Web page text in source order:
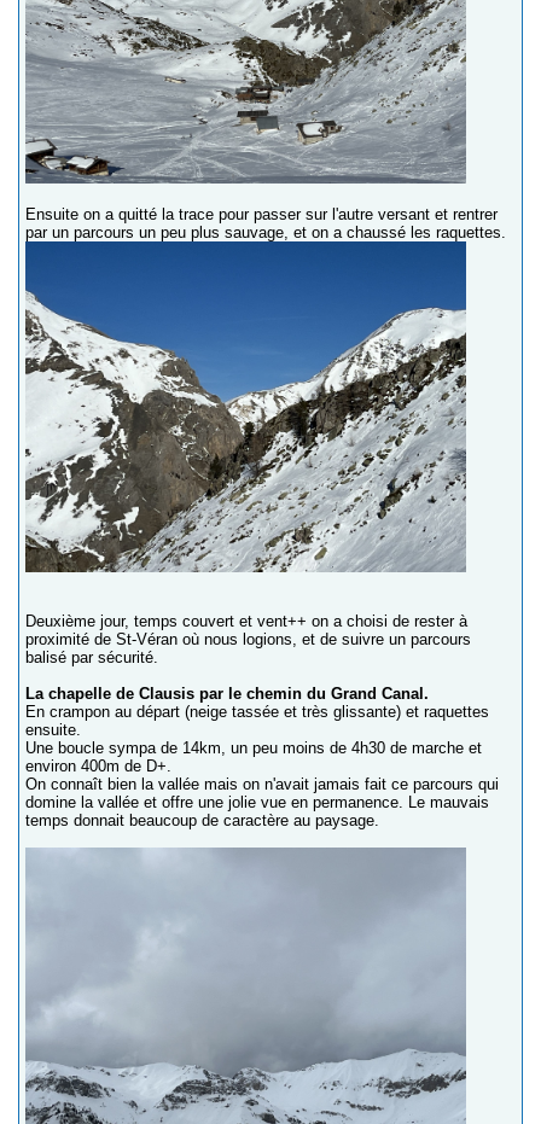
Ensuite on a quitté la trace pour passer sur l'autre versant et rentrer
par un parcours un peu plus sauvage, et on a chaussé les raquettes.
Deuxième jour, temps couvert et vent++ on a choisi de rester à
proximité de St-Véran où nous logions, et de suivre un parcours
balisé par sécurité.
La chapelle de Clausis par le chemin du Grand Canal.
En crampon au départ (neige tassée et très glissante) et raquettes
ensuite.
Une boucle sympa de 14km, un peu moins de 4h30 de marche et
environ 400m de D+.
On connaît bien la vallée mais on n'avait jamais fait ce parcours qui
domine la vallée et offre une jolie vue en permanence. Le mauvais
temps donnait beaucoup de caractère au paysage.